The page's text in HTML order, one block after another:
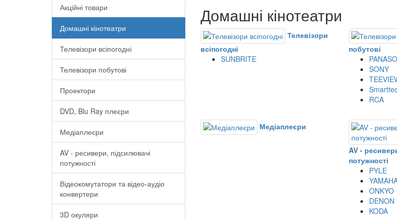
Акційні товари
Домашні кінотеатри
Телевізори всіпогодні
Телевізори побутові
Проектори
DVD, Blu Ray плеєри
Медіаплеєри
AV - ресивери, підсилювачі
потужності
Відеокомутатори та відео-аудіо
конвертери
3D окуляри
Домашні кінотеатри
Телевізори
всіпогодні
SUNBRITE
побутові
SONY
RCA
Медіаплеєри
AV -
потужності
PYLE
ONKYO
DENON
KODA